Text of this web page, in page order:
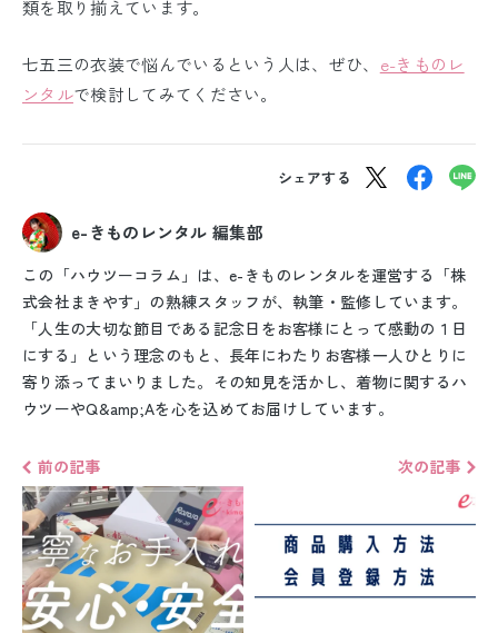
類を取り揃えています。
七五三の衣装で悩んでいるという人は、ぜひ、 e-きものレ
ンタルで検討してみてください。
シェアする
e-きものレンタル 編集部
この「ハウツーコラム」は、e-きものレンタルを運営する「株
式会社まきやす」の熟練スタッフが、執筆・監修しています。
「人生の大切な節目である記念日をお客様にとって感動の１日
にする」という理念のもと、長年にわたりお客様一人ひとりに
寄り添ってまいりました。その知見を活かし、着物に関するハ
ウツーやQ&amp;Aを心を込めてお届けしています。
前の記事 次の記事